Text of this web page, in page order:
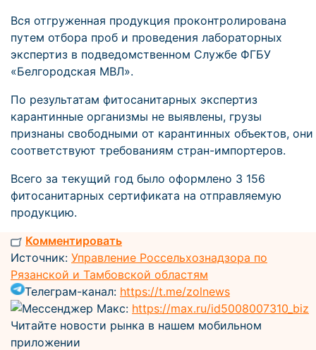
Вся отгруженная продукция проконтролирована
путем отбора проб и проведения лабораторных
экспертиз в подведомственном Службе ФГБУ
«Белгородская МВЛ».
По результатам фитосанитарных экспертиз
карантинные организмы не выявлены, грузы
признаны свободными от карантинных объектов, они
соответствуют требованиям стран-импортеров.
Всего за текущий год было оформлено 3 156
фитосанитарных сертификата на отправляемую
продукцию.
Комментировать
Источник: Управление Россельхознадзора по
Рязанской и Тамбовской областям
Телеграм-канал: https://t.me/zolnews
Мессенджер Макс: https://max.ru/id5008007310_biz
Читайте новости рынка в нашем мобильном
приложении